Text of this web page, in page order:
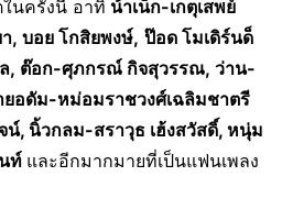
นครั้งนี้ อาทิ น้าเน็ก-เกตุเสพย์
, บอย โกสิยพงษ์, ป๊อด โมเดิร์นด็
, ต๊อก-ศุภกรณ์ กิจสุวรรณ, ว่าน-
อดัม-หม่อมราชวงศ์เฉลิมชาตรี
, นิ้วกลม-สราวุธ เฮ้งสวัสดิ์, หนุ่ม
ท์ และอีกมากมายที่เป็นแฟนเพลง